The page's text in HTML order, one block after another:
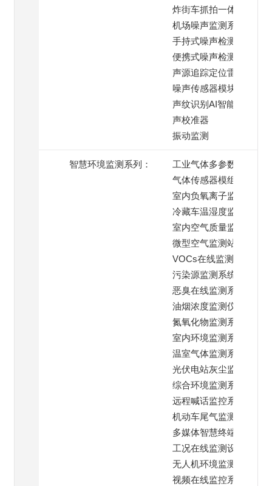
炸街车抓拍一体机
机场噪声监测系统
手持式噪声检测仪
便携式噪声检测仪
声源追踪定位雷达
噪声传感器模块
声纹识别AI智能模块
声校准器
振动监测
智慧环境监测系列：
工业气体多参数监测仪
气体传感器模组
室内负氧离子监测仪
冷藏车温湿度监测系统
室内空气质量监测仪
微型空气监测站
VOCs在线监测仪
污染源监测系统
恶臭在线监测系统
油烟浓度监测仪
氮氧化物监测系统
室内环境监测系统
温室气体监测系统
光伏电站灰尘监测
综合环境监测系统
远程喊话监控系统
机动车尾气监测
多媒体智慧终端系统
工况在线监测设备
无人机环境监测仪
视频在线监控系统